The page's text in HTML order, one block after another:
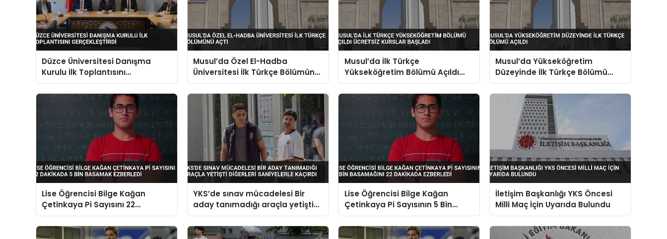
Düzce Üniversitesi Danışma
Kurulu İlk Toplantısını
Gerçekleştirdi
Musul’da Özel El-Hadba
Üniversitesi İlk Türkçe Bölümünü
Açtı
Musul’da İlk Türkçe
Yükseköğretim Bölümü Açıldı
Ücretsiz Kurslar Başladı
Musul’da Yükseköğretim
Düzeyinde İlk Türkçe Bölümü
Açıldı
Lise Öğrencisi Bilge Kağan
Çetinkaya Pi Sayısını 22
Dakikada 5 Bin Basamak
Ezberledi
YKS’de sınav mücadelesi Bir
aday tanımadığı araçla yetişti
diğerleri saniyelerle kaçırdı
Lise Öğrencisi Bilge Kağan
Çetinkaya Pi Sayısının 5 Bin
Basamağını 22 Dakikada
Ezberledi
İletişim Başkanlığı YKS Öncesi
Milli Maç İçin Uyarıda Bulundu